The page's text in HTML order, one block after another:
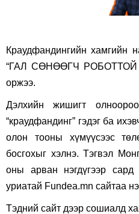
Краудфандингийн хамгийн
“ГАЛ СӨНӨӨГЧ РОБОТТОЙ
оржээ.
Дэлхийн жишигт
“краудфандинг” гэдэг ба
олон тооны хүмүүсээс
босгохыг хэлнэ. Тэгвэл
оны арван нэгдүгээр
уриатай Fundea.mn сайтаа
Тэдний сайт дээр сошиалд